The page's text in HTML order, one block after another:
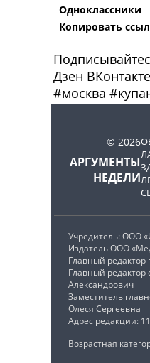
Одноклассники
Копировать
Дзен ВКонтакте
#москва #
© 2026
АРГУМЕНТЫ
НЕДЕЛИ
Учредитель: ООО
Издатель ООО
Главный
Главный редактор
Александрович
Заместитель
Олеся Сергеевна
Адрес редакции:
Возрастная